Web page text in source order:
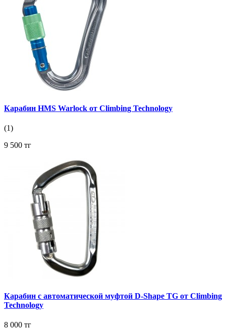
Карабин HMS Warlock от Climbing Technology
(1)
9 500 тг
Карабин с автоматической муфтой D-Shape TG от Climbing
Technology
8 000 тг